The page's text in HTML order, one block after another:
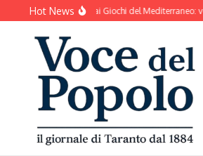
Salta al contenuto
Hot News
Taranto si prepara ai Giochi del Mediterraneo: